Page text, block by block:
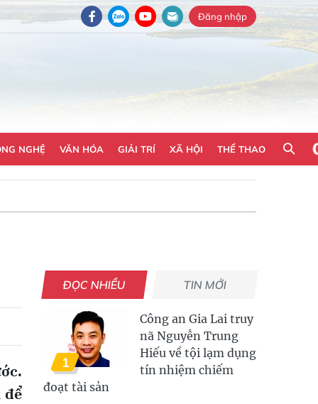
Đăng nhập
NGHỆ VĂN HÓA GIẢI TRÍ XÃ HỘI THỂ THAO
để
ĐỌC NHIỀU TIN MỚI
1
Công an Gia Lai truy
nã Nguyễn Trung
Hiếu về tội lạm dụng
tín nhiệm chiếm
đoạt tài sản